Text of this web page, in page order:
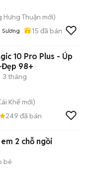
Hưng Thuận mới)
Sương 15 đã bán
10 Pro Plus - Úp
Đẹp 98+
3 tháng
Khế mới)
249 đã bán
2 chỗ ngồi
bé